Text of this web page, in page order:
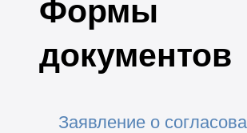
Формы
документов
Заявление о